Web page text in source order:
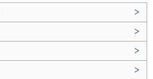
>
>
>
>